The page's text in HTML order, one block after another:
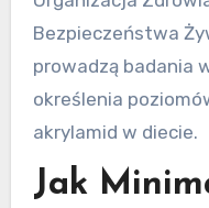
Bezpieczeństwa
prowadzą badania
określenia
akrylamid w diecie.
Jak